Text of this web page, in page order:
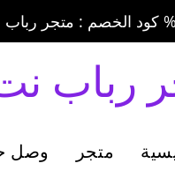
رباب
متجر وصل